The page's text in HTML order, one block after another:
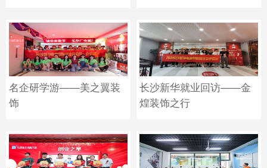
名企研学游——美之翼装
饰
长沙新华就业回访——金
煌装饰之行